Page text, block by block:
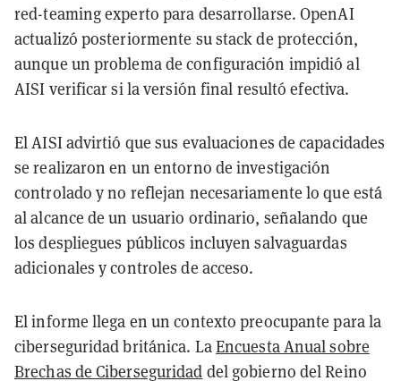
red-teaming experto para desarrollarse. OpenAI
actualizó posteriormente su stack de protección,
aunque un problema de configuración impidió al
AISI verificar si la versión final resultó efectiva.
El AISI advirtió que sus evaluaciones de capacidades
se realizaron en un entorno de investigación
controlado y no reflejan necesariamente lo que está
al alcance de un usuario ordinario, señalando que
los despliegues públicos incluyen salvaguardas
adicionales y controles de acceso.
El informe llega en un contexto preocupante para la
ciberseguridad británica. LaEncuesta Anual sobre
Brechas de Ciberseguridad del gobierno del Reino